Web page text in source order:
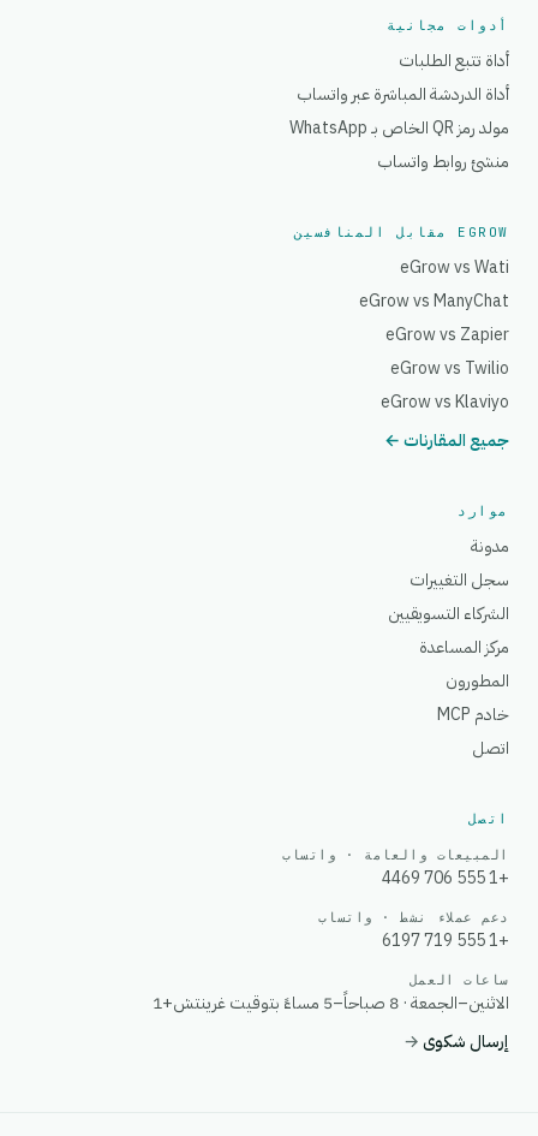
أدوات مجانية
أداة تتبع الطلبات
أداة الدردشة المباشرة عبر واتساب
مولد رمز QR الخاص بـ WhatsApp
منشئ روابط واتساب
EGROW مقابل المنافسين
eGrow vs Wati
eGrow vs ManyChat
eGrow vs Zapier
eGrow vs Twilio
eGrow vs Klaviyo
جميع المقارنات ←
موارد
مدونة
سجل التغييرات
الشركاء التسويقيين
مركز المساعدة
المطورون
خادم MCP
اتصل
اتصل
المبيعات والعامة · واتساب
+1 555 706 4469
دعم عملاء نشط · واتساب
+1 555 719 6197
ساعات العمل
الاثنين–الجمعة · 8 صباحاً–5 مساءً بتوقيت غرينتش+1
إرسال شكوى→